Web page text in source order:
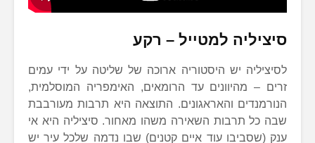
סיציליה למטייל – רקע
לסיציליה יש היסטוריה ארוכה של שליטה על ידי עמים
זרים – מהיוונים עד הרומאים, האימפריה המוסלמית,
הנורמנדים והאראגונים. התוצאה היא תרבות מעורבבת
שבה כל תרבות השאירה משהו מאחור. סיציליה היא אי
ענק (שסביבו עוד איים קטנים) שבו נדמה שלכל עיר יש